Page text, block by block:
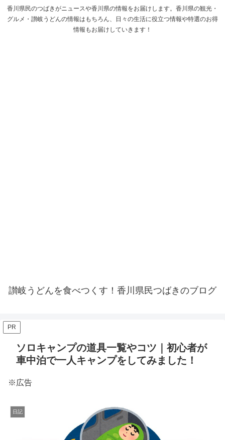
香川県民のつばきがニュースや香川県の情報をお届けします。香川県の観光・
グルメ・讃岐うどんの情報はもちろん、日々の生活に役立つ情報や特選のお得
情報もお届けしていきます！
讃岐うどんを食べつくす！香川県民つばきのブログ
PR
ソロキャンプの道具一覧やコツ｜初心者が
車中泊で一人キャンプをしてみました！
※広告
日記